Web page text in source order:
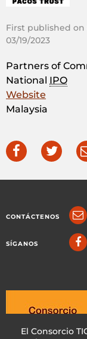
El Consorcio
First published on
03/19/2023
Partners of
National IPO
Website
Malaysia
CONTÁCTENOS
SÍGANOS